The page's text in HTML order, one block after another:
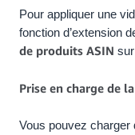
Pour appliquer une
fonction d’extension
de produits ASIN
Prise en charge de
Vous pouvez charger